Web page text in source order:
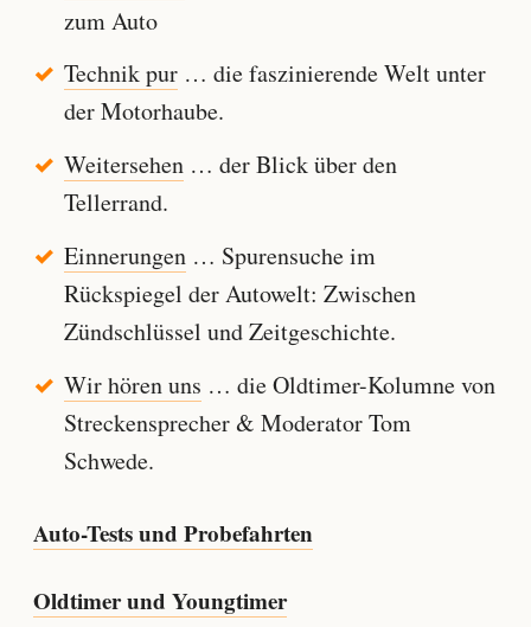
zum Auto
Technik pur… die faszinierende Welt unter
der Motorhaube.
Weitersehen… der Blick über den
Tellerrand.
Einnerungen… Spurensuche im
Rückspiegel der Autowelt: Zwischen
Zündschlüssel und Zeitgeschichte.
Wir hören uns … die Oldtimer-Kolumne von
Streckensprecher & Moderator Tom
Schwede.
Auto-Tests und Probefahrten
Oldtimer und Youngtimer